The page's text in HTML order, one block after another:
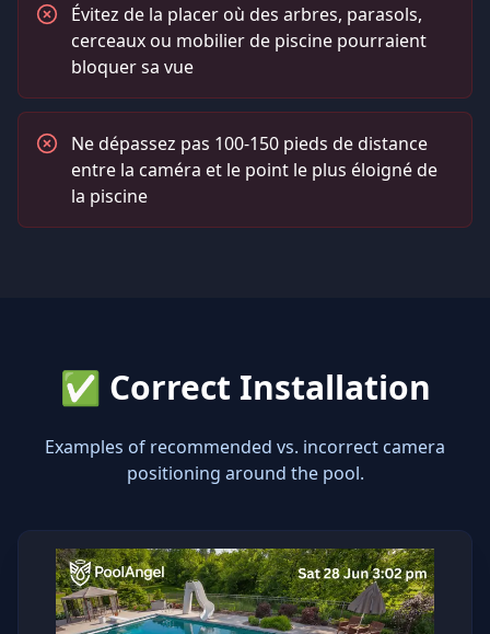
Évitez de la placer où des arbres, parasols,
cerceaux ou mobilier de piscine pourraient
bloquer sa vue
Ne dépassez pas 100-150 pieds de distance
entre la caméra et le point le plus éloigné de
la piscine
✅ Correct Installation
Examples of recommended vs. incorrect camera
positioning around the pool.